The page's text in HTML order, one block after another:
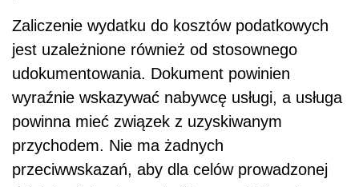
Zaliczenie wydatku do kosztów podatkowych
jest uzależnione również od stosownego
udokumentowania. Dokument powinien
wyraźnie wskazywać nabywcę usługi, a usługa
powinna mieć związek z uzyskiwanym
przychodem. Nie ma żadnych
przeciwwskazań, aby dla celów prowadzonej